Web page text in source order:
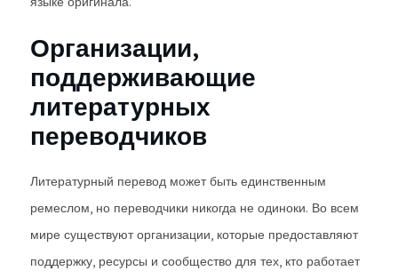
Организации,
поддерживающие
литературных
переводчиков
Литературный перевод может быть единственным
ремеслом, но переводчики никогда не одиноки. Во всем
мире существуют организации, которые предоставляют
поддержку, ресурсы и сообщество для тех, кто работает